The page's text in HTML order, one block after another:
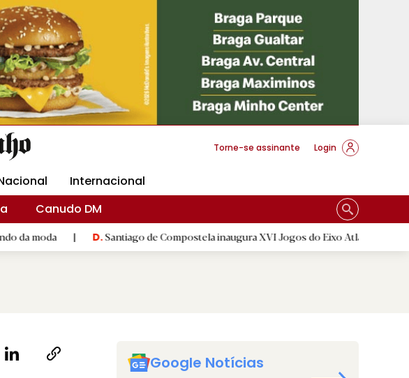
DM Arquidiocese Braga
Torne-se assinante Login
Internacional
Canudo DM
D.Santiago de Compostela inaugura XVI Jogos do Eixo Atlântico com mais de dois mil
Google Notícias